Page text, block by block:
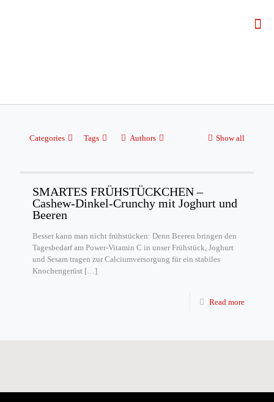
Categories Tags Authors Show all
SMARTES FRÜHSTÜCKCHEN –
Cashew-Dinkel-Crunchy mit Joghurt und
Beeren
Besser kann man nicht frühstücken: Denn Beeren bringen den
Tagesbedarf am Power-Vitamin C in unser Frühstück, Joghurt
und Sesam tragen zur Calciumversorgung für ein stabiles
Knochengerüst […]
Read more